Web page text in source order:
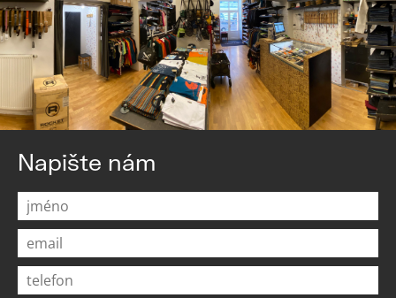
Napište nám